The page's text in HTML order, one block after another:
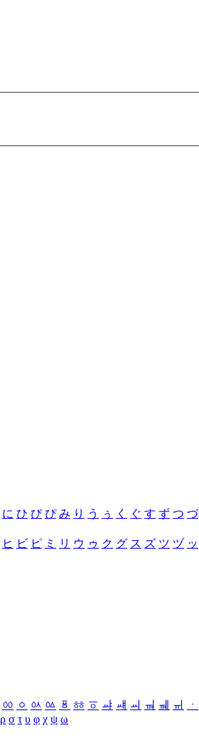
に ひ び ぴ み り う ぅ く ぐ す ず つ づ
ヒ ビ ピ ミ リ ウ ゥ ク グ ス ズ ツ ヅ ッ
ㆀ ㆁ ㆂ ㆃ ㆄ ㆅ ㆆ ㆇ ㆈ ㆉ ㆊ ㆋ ㆌ ㆍ
ρ σ τ υ φ χ ψ ω